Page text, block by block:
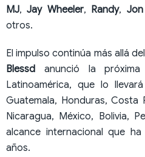
MJ,Jay Wheeler, Randy,
otros.
El impulso continúa más allá
Blessd anunció la
Latinoamérica, que lo
Guatemala, Honduras, Costa
Nicaragua, México, Bolivia,
alcance internacional que
años.